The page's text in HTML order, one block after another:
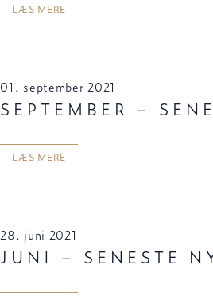
LÆS MERE
01. september 2021
SEPTEMBER –
LÆS MERE
28. juni 2021
JUNI – SENESTE